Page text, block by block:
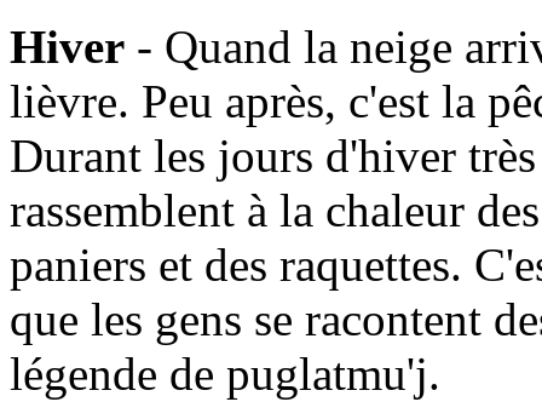
Hiver - Quand la neige
lièvre. Peu après, c'est la
Durant les jours d'hiver
rassemblent à la chaleur
paniers et des raquettes.
que les gens se racontent
légende de puglatmu'j.